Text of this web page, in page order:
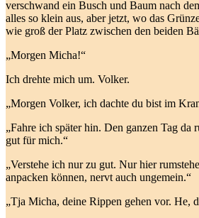
verschwand ein Busch und Baum nach
alles so klein aus, aber jetzt, wo das
wie groß der Platz zwischen den beiden
„Morgen Micha!“
Ich drehte mich um. Volker.
„Morgen Volker, ich dachte du bist im
„Fahre ich später hin. Den ganzen Tag da
gut für mich.“
„Verstehe ich nur zu gut. Nur hier
anpacken können, nervt auch ungemein.“
„Tja Micha, deine Rippen gehen vor. He,